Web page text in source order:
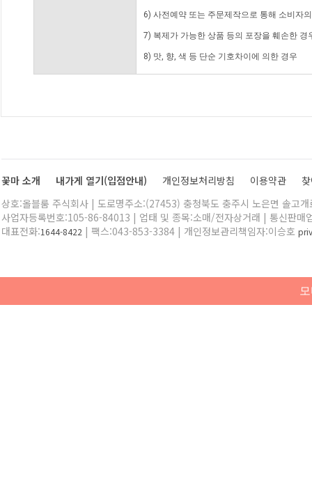
6) 사전예약 또는 주문제작으로 통해 소비자
7) 복제가 가능한 상품 등의 포장을 훼손한 경
8) 맛, 향, 색 등 단순 기호차이에 의한 경우
꽃마 소개 내가게 열기(입점안내) 개인정보처리방침 이용약관
상호:올블룸 주식회사 | 도로명주소:(27453) 충청북도 충주시 노은면 솔고
사업자등록번호:105-86-84013 | 업태 및 종목:소매/전자상거래 | 통신판매
대표전화:1644-8422 | 팩스:043-853-3384 | 개인정보관리책임자:이승호